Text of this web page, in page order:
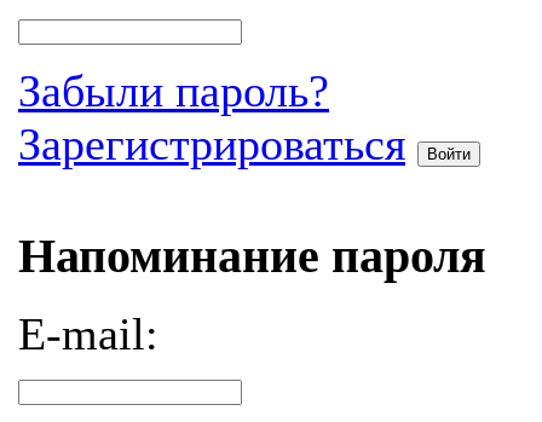
Забыли пароль?
Зарегистрироваться
Войти
Напоминание пароля
E-mail: